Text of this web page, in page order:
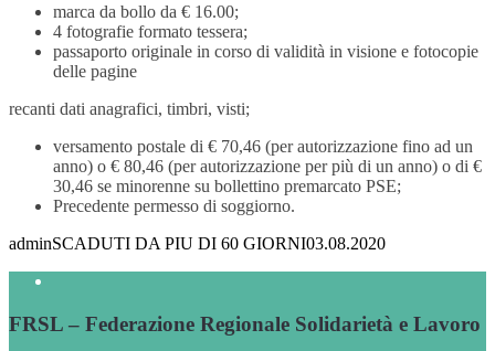
marca da bollo da € 16.00;
4 fotografie formato tessera;
passaporto originale in corso di validità in visione e fotocopie
delle pagine
recanti dati anagrafici, timbri, visti;
versamento postale di € 70,46 (per autorizzazione fino ad un
anno) o € 80,46 (per autorizzazione per più di un anno) o di €
30,46 se minorenne su bollettino premarcato PSE;
Precedente permesso di soggiorno.
adminSCADUTI DA PIU DI 60 GIORNI03.08.2020
FRSL – Federazione Regionale Solidarietà e Lavoro